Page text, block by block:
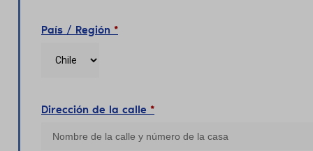
País / Región *
Dirección de la calle *